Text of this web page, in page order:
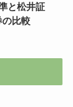
と松井証
の比較